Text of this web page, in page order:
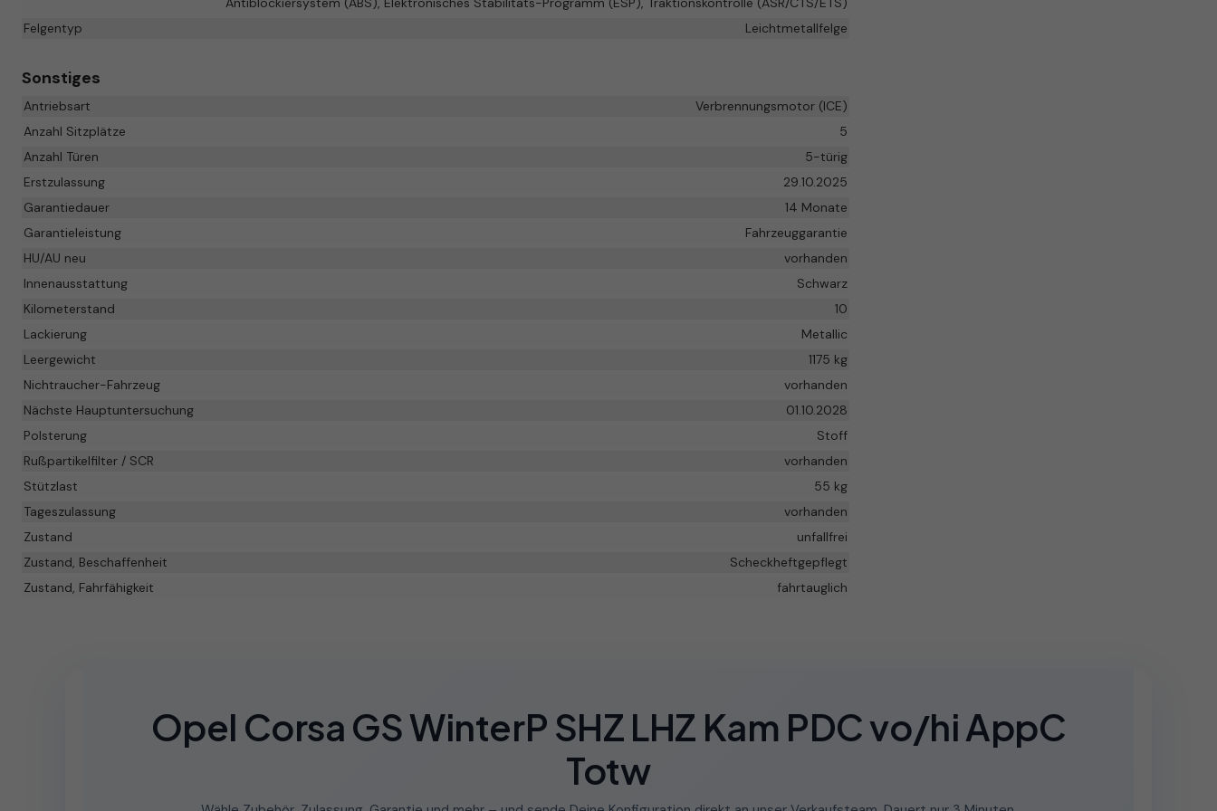
Felgentyp
Leichtmetallfelge
Sonstiges
Antriebsart
Verbrennungsmotor (ICE)
Anzahl Sitzplätze
5
Anzahl Türen
5-türig
Erstzulassung
29.10.2025
Garantiedauer
14 Monate
Garantieleistung
Fahrzeuggarantie
HU/AU neu
vorhanden
Innenausstattung
Schwarz
Kilometerstand
10
Lackierung
Metallic
Leergewicht
1175 kg
Nichtraucher-Fahrzeug
vorhanden
Nächste Hauptuntersuchung
01.10.2028
Polsterung
Stoff
Rußpartikelfilter / SCR
vorhanden
Stützlast
55 kg
Tageszulassung
vorhanden
Zustand
unfallfrei
Zustand, Beschaffenheit
Scheckheftgepflegt
Zustand, Fahrfähigkeit
fahrtauglich
Opel Corsa GS WinterP SHZ LHZ Kam PDC vo/hi AppC
Totw